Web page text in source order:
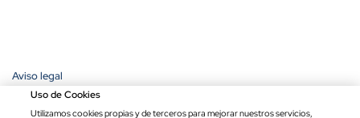
Aviso legal
Política de privacidad
Uso de Cookies
Utilizamos cookies propias y de terceros para mejorar nuestros servicios,